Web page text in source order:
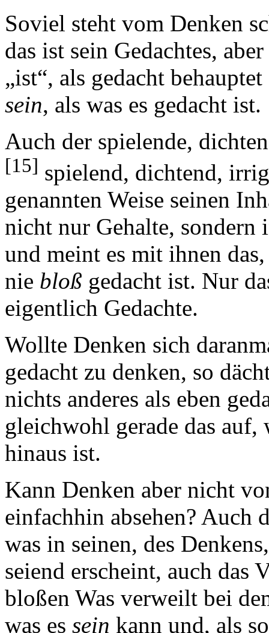
Soviel steht vom Denken
das ist sein Gedachtes,
„ist“, als gedacht
sein, als was es gedacht ist.
Auch der spielende,
[15] spielend, dichtend,
genannten Weise seinen
nicht nur Gehalte, sondern
und meint es mit ihnen
nie bloß gedacht ist. Nur
eigentlich Gedachte.
Wollte Denken sich
gedacht zu denken, so
nichts anderes als eben
gleichwohl gerade das auf,
hinaus ist.
Kann Denken aber nicht
einfachhin absehen? Auch
was in seinen, des
seiend erscheint, auch das
bloßen Was verweilt bei
was es sein kann und, als